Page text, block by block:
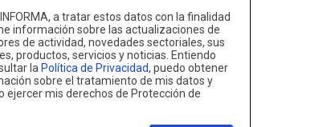
a tratar estos datos con la finalidad
información sobre las actualizaciones de
de actividad, novedades sectoriales, sus
productos, servicios y noticias. Entiendo
la Política de Privacidad, puedo obtener
sobre el tratamiento de mis datos y
ejercer mis derechos de Protección de